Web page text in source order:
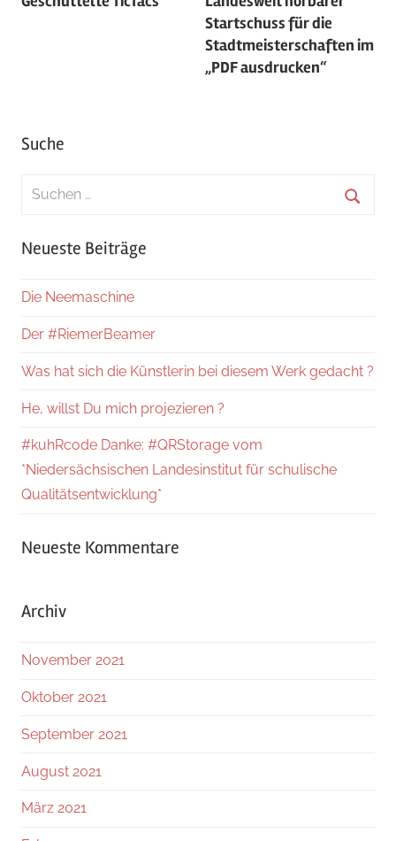
Startschuss für die
Stadtmeisterschaften im
„PDF ausdrucken“
Suche
Suchen
Neueste Beiträge
Die Neemaschine
Der #RiemerBeamer
Was hat sich die Künstlerin bei diesem Werk gedacht ?
He, willst Du mich projezieren ?
#kuhRcode Danke: #QRStorage vom
*Niedersächsischen Landesinstitut für schulische
Qualitätsentwicklung*
Neueste Kommentare
Archiv
November 2021
Oktober 2021
September 2021
August 2021
März 2021